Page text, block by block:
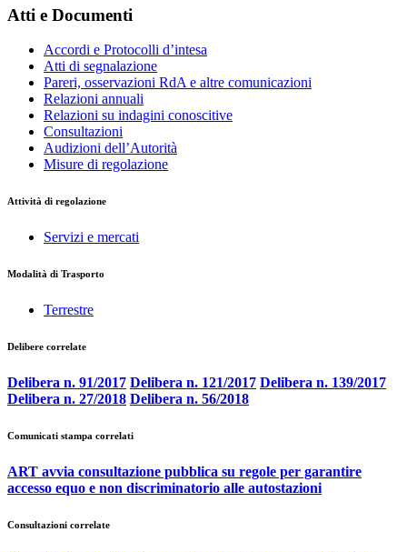
Atti e Documenti
Accordi e Protocolli d’intesa
Atti di segnalazione
Pareri, osservazioni RdA e altre comunicazioni
Relazioni annuali
Relazioni su indagini conoscitive
Consultazioni
Audizioni dell’Autorità
Misure di regolazione
Attività di regolazione
Servizi e mercati
Modalità di Trasporto
Terrestre
Delibere correlate
Delibera n. 91/2017 Delibera n. 121/2017 Delibera n. 139/2017
Delibera n. 27/2018 Delibera n. 56/2018
Comunicati stampa correlati
ART avvia consultazione pubblica su regole per garantire
accesso equo e non discriminatorio alle autostazioni
Consultazioni correlate